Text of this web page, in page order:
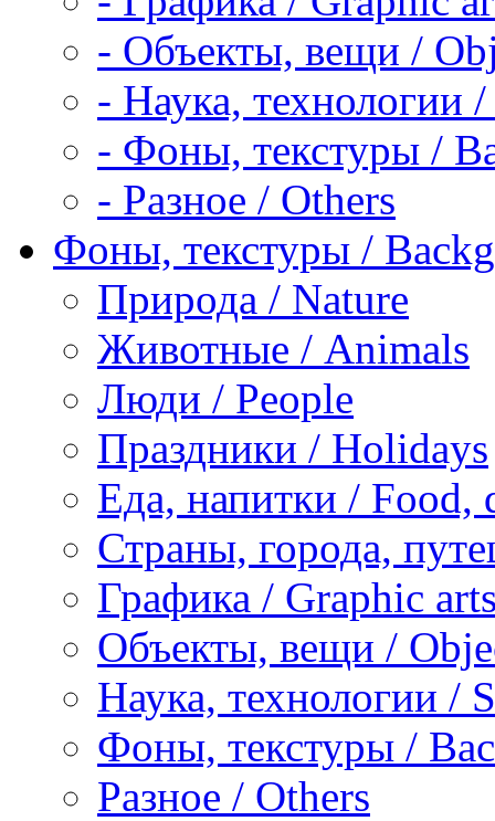
- Объекты, вещи /
- Наука, технологии
- Фоны, текстуры /
- Разное / Others
Фоны, текстуры /
Природа / Nature
Животные / Animals
Люди / People
Праздники / Holidays
Еда, напитки / Food,
Страны, города,
Графика / Graphic
Объекты, вещи /
Наука, технологии /
Фоны, текстуры /
Разное / Others